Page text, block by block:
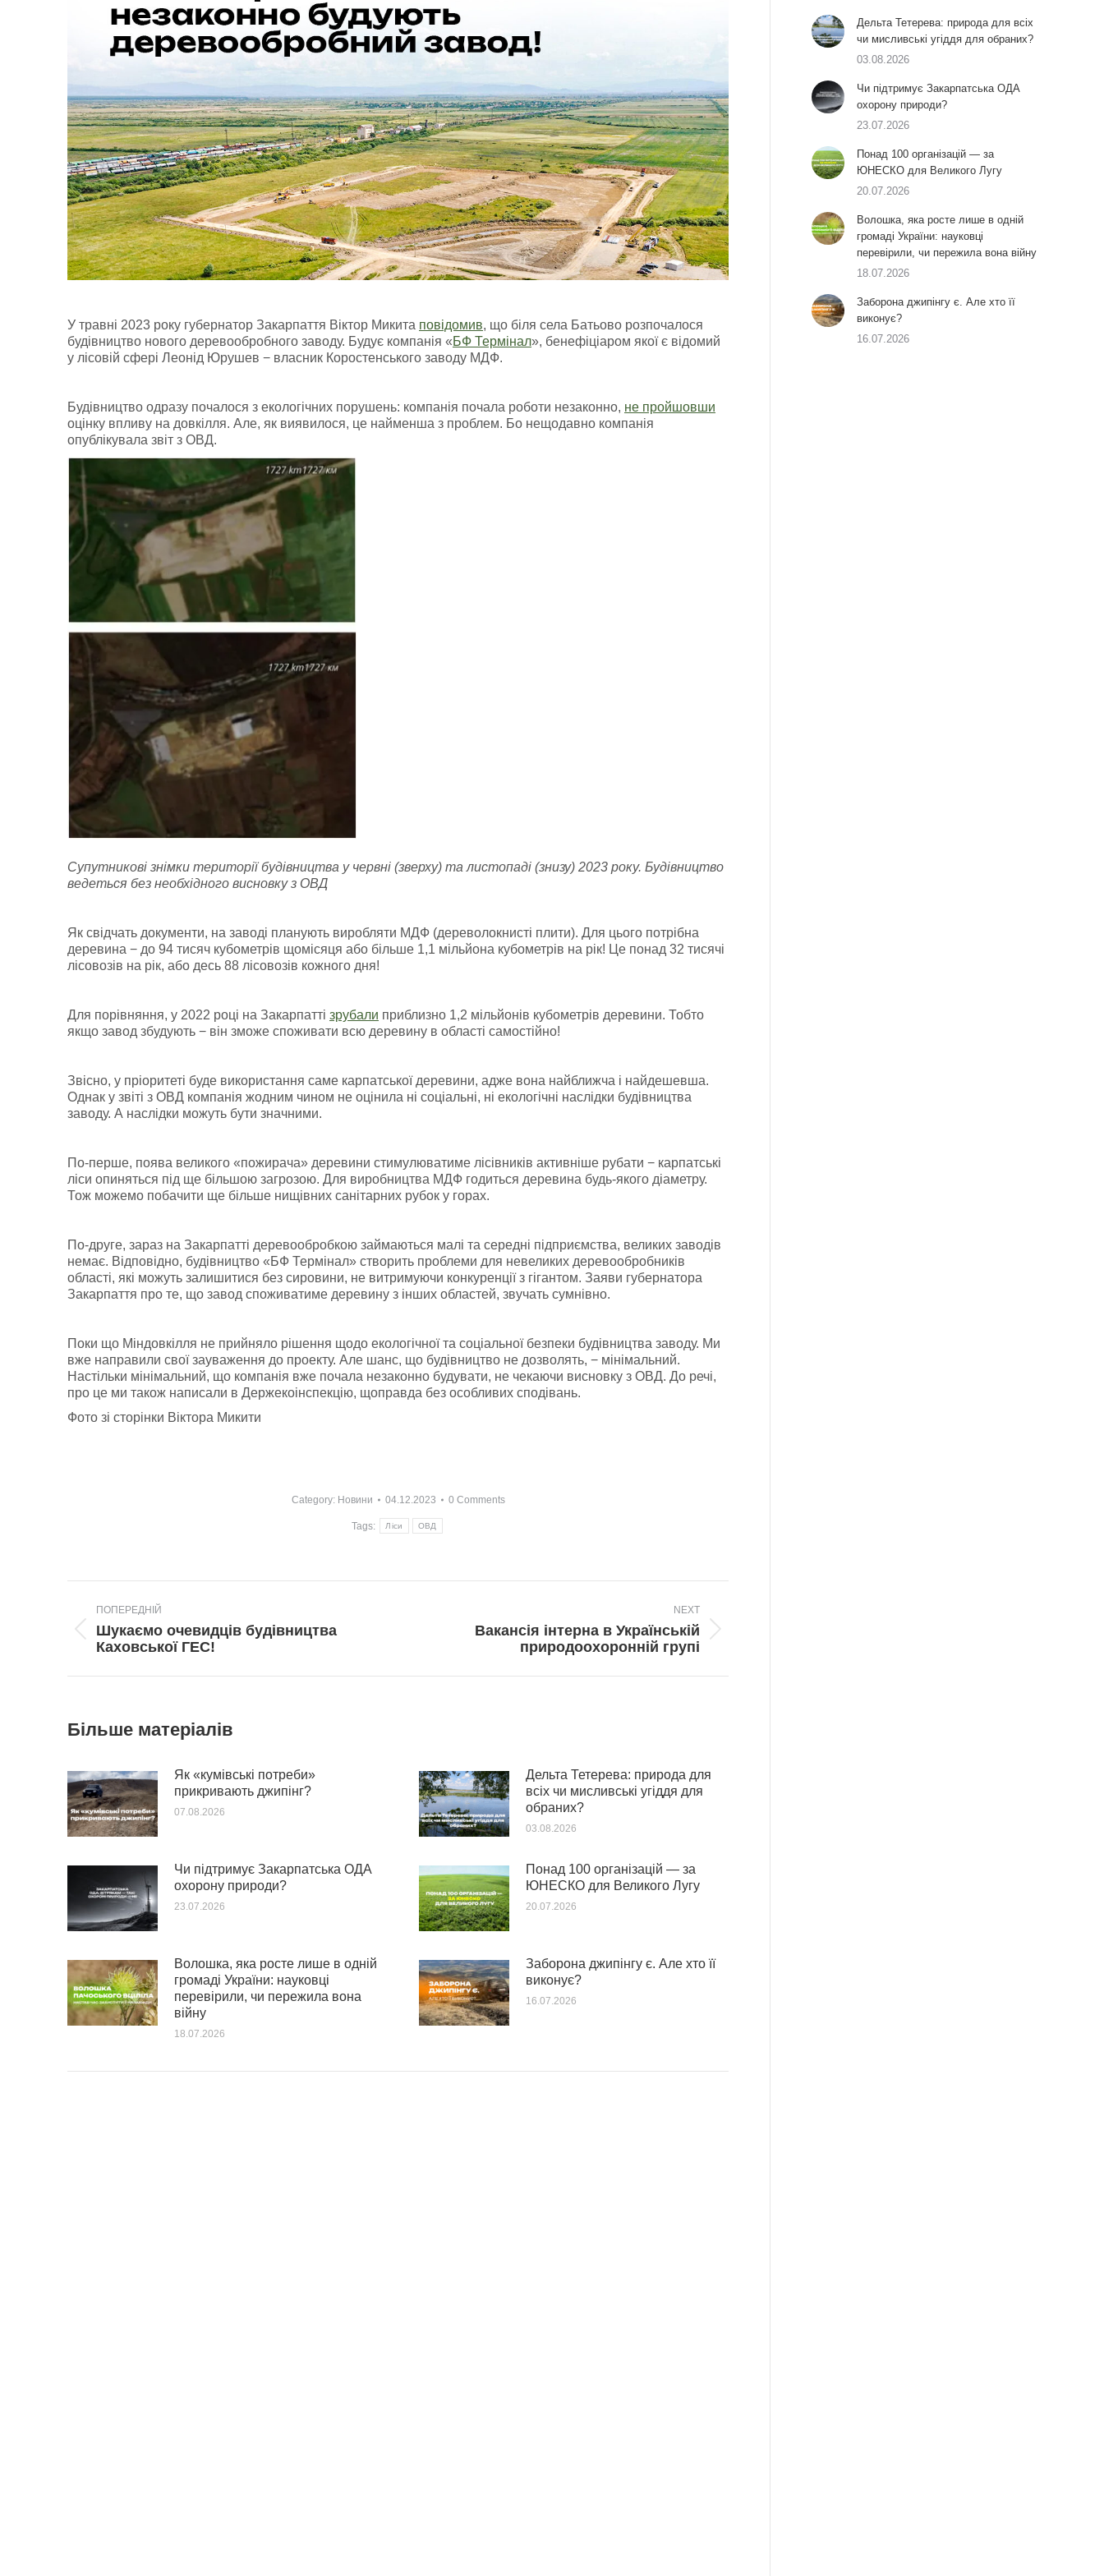
У травні 2023 року губернатор Закарпаття Віктор Микита повідомив, що біля села Батьово розпочалося
будівництво нового деревообробного заводу. Будує компанія «БФ Термінал», бенефіціаром якої є відомий
у лісовій сфері Леонід Юрушев − власник Коростенського заводу МДФ.
Будівництво одразу почалося з екологічних порушень: компанія почала роботи незаконно, не пройшовши
оцінку впливу на довкілля. Але, як виявилося, це найменша з проблем. Бо нещодавно компанія
опублікувала звіт з ОВД.
Супутникові знімки території будівництва у червні (зверху) та листопаді (знизу) 2023 року. Будівництво
ведеться без необхідного висновку з ОВД
Як свідчать документи, на заводі планують виробляти МДФ (дереволокнисті плити). Для цього потрібна
деревина − до 94 тисяч кубометрів щомісяця або більше 1,1 мільйона кубометрів на рік! Це понад 32 тисячі
лісовозів на рік, або десь 88 лісовозів кожного дня!
Для порівняння, у 2022 році на Закарпатті зрубали приблизно 1,2 мільйонів кубометрів деревини. Тобто
якщо завод збудують − він зможе споживати всю деревину в області самостійно!
Звісно, у пріоритеті буде використання саме карпатської деревини, адже вона найближча і найдешевша.
Однак у звіті з ОВД компанія жодним чином не оцінила ні соціальні, ні екологічні наслідки будівництва
заводу. А наслідки можуть бути значними.
По-перше, поява великого «пожирача» деревини стимулюватиме лісівників активніше рубати − карпатські
ліси опиняться під ще більшою загрозою. Для виробництва МДФ годиться деревина будь-якого діаметру.
Тож можемо побачити ще більше нищівних санітарних рубок у горах.
По-друге, зараз на Закарпатті деревообробкою займаються малі та середні підприємства, великих заводів
немає. Відповідно, будівництво «БФ Термінал» створить проблеми для невеликих деревообробників
області, які можуть залишитися без сировини, не витримуючи конкуренції з гігантом. Заяви губернатора
Закарпаття про те, що завод споживатиме деревину з інших областей, звучать сумнівно.
Поки що Міндовкілля не прийняло рішення щодо екологічної та соціальної безпеки будівництва заводу. Ми
вже направили свої зауваження до проекту. Але шанс, що будівництво не дозволять, − мінімальний.
Настільки мінімальний, що компанія вже почала незаконно будувати, не чекаючи висновку з ОВД. До речі,
про це ми також написали в Держекоінспекцію, щоправда без особливих сподівань.
Фото зі сторінки Віктора Микити
Category: Новини 04.12.2023 0 Comments
Tags: Ліси ОВД
navigation
ПОПЕРЕДНІЙ
Попередній
пост:
Шукаємо очевидців будівництва
Каховської ГЕС!
NEXT
Вакансія інтерна в Українській
природоохоронній групі
Більше матеріалів
Як «кумівські потреби»
прикривають джипінг?
07.08.2026
Дельта Тетерева: природа для
всіх чи мисливські угіддя для
обраних?
03.08.2026
Чи підтримує Закарпатська ОДА
охорону природи?
23.07.2026
Понад 100 організацій — за
ЮНЕСКО для Великого Лугу
20.07.2026
Волошка, яка росте лише в одній
громаді України: науковці
перевірили, чи пережила вона
війну
18.07.2026
Заборона джипінгу є. Але хто її
виконує?
16.07.2026
Дельта Тетерева: природа для всіх
чи мисливські угіддя для обраних?
03.08.2026
Чи підтримує Закарпатська ОДА
охорону природи?
23.07.2026
Понад 100 організацій — за
ЮНЕСКО для Великого Лугу
20.07.2026
Волошка, яка росте лише в одній
громаді України: науковці
перевірили, чи пережила вона війну
18.07.2026
Заборона джипінгу є. Але хто її
виконує?
16.07.2026